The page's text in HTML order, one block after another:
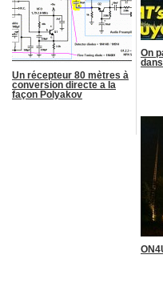
Un récepteur 80 mètres à
conversion directe a la
façon Polyakov
On